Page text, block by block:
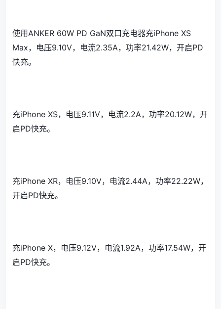
使用ANKER 60W PD GaN双口充电器充iPhone XS
Max，电压9.10V，电流2.35A，功率21.42W，开启PD
快充。
充iPhone XS，电压9.11V，电流2.2A，功率20.12W，开
启PD快充。
充iPhone XR，电压9.10V，电流2.44A，功率22.22W，
开启PD快充。
充iPhone X，电压9.12V，电流1.92A，功率17.54W，开
启PD快充。